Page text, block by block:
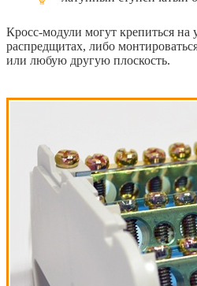
Кросс-модули могут крепиться
распредщитах, либо
или любую другую плоскость.